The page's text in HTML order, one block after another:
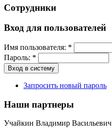
Сотрудники
Вход для пользователей
Имя пользователя: *
Пароль: *
Запросить новый пароль
Наши партнеры
Учайкин Владимир Васильевич